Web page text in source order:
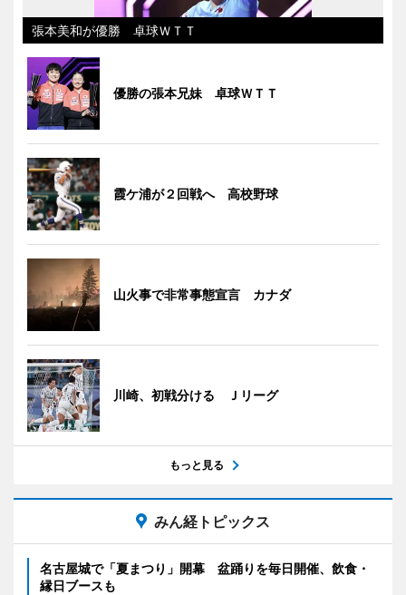
張本美和が優勝 卓球ＷＴＴ
優勝の張本兄妹 卓球ＷＴＴ
霞ケ浦が２回戦へ 高校野球
山火事で非常事態宣言 カナダ
川崎、初戦分ける Ｊリーグ
もっと見る
みん経トピックス
名古屋城で「夏まつり」開幕 盆踊りを毎日開催、飲食・
縁日ブースも